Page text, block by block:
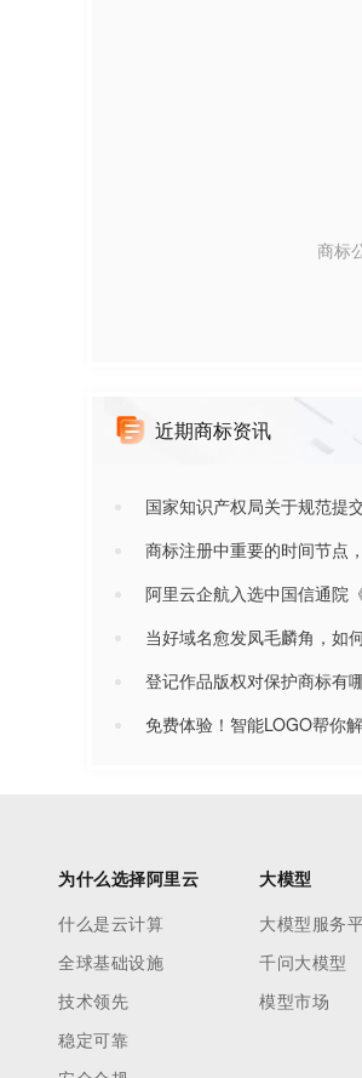
商标
近期商标资讯
国家知识产权局关于规范提
商标注册中重要的时间节点
阿里云企航入选中国信通院
当好域名愈发凤毛麟角，如
登记作品版权对保护商标有
免费体验！智能LOGO帮你